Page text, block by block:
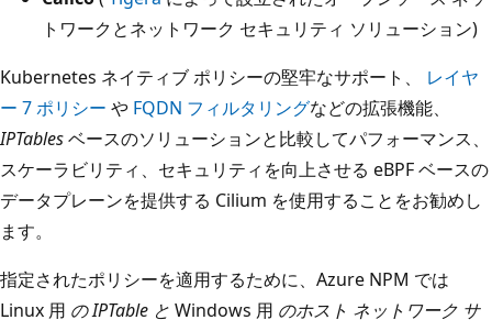
トワークとネットワーク セキュリティ ソリューション)
Kubernetes ネイティブ ポリシーの堅牢なサポート、 レイヤ
ー 7 ポリシー や FQDN フィルタリングなどの拡張機能、
IPTablesベースのソリューションと比較してパフォーマンス、
スケーラビリティ、セキュリティを向上させる eBPF ベースの
データプレーンを提供する Cilium を使用することをお勧めし
ます。
指定されたポリシーを適用するために、Azure NPM では
Linux 用 の IPTable と Windows 用 のホスト ネットワーク サ